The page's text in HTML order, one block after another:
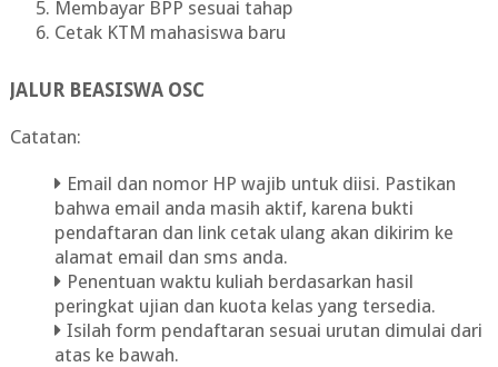
Membayar BPP sesuai tahap
Cetak KTM mahasiswa baru
JALUR BEASISWA OSC
Catatan:
Email dan nomor HP wajib untuk diisi. Pastikan
bahwa email anda masih aktif, karena bukti
pendaftaran dan link cetak ulang akan dikirim ke
alamat email dan sms anda.
Penentuan waktu kuliah berdasarkan hasil
peringkat ujian dan kuota kelas yang tersedia.
Isilah form pendaftaran sesuai urutan dimulai dari
atas ke bawah.